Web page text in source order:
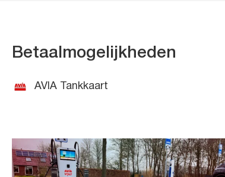
Betaalmogelijkheden
AVIA Tankkaart